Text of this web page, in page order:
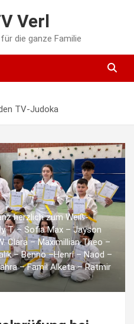
Verl
die ganze Familie
TV-Judoka
herzlich zum Weiß-
T. – Sofia Max – Jayson
Clara – Maximillian Theo –
– Benno –Henri – Naod –
– Famil Alketa – Ratmir